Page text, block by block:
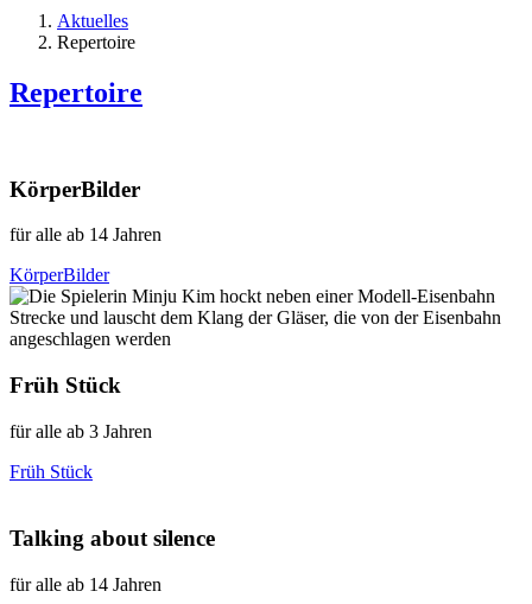
Aktuelles
Repertoire
Repertoire
KörperBilder
für alle ab 14 Jahren
KörperBilder
Früh Stück
für alle ab 3 Jahren
Früh Stück
Talking about silence
für alle ab 14 Jahren